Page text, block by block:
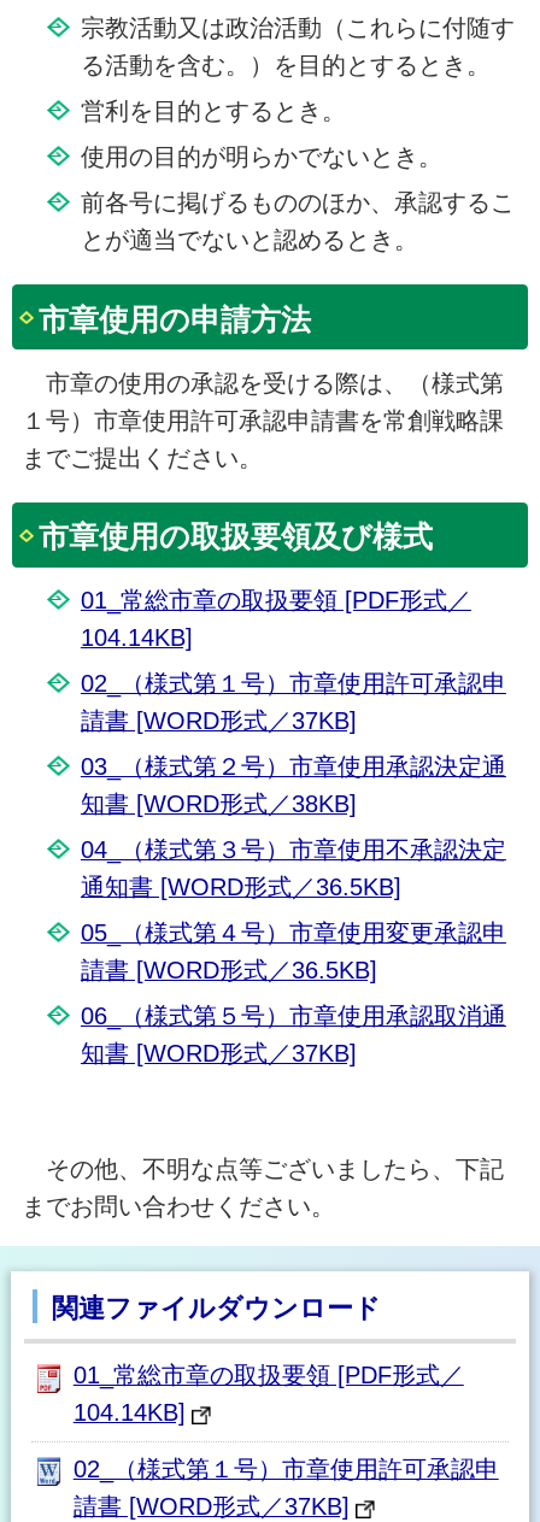
宗教活動又は政治活動（これらに付随す
る活動を含む。）を目的とするとき。
営利を目的とするとき。
使用の目的が明らかでないとき。
前各号に掲げるもののほか、承認するこ
とが適当でないと認めるとき。
市章使用の申請方法
市章の使用の承認を受ける際は、（様式第
１号）市章使用許可承認申請書を常創戦略課
までご提出ください。
市章使用の取扱要領及び様式
01_常総市章の取扱要領 [PDF形式／
104.14KB]
02_（様式第１号）市章使用許可承認申
請書 [WORD形式／37KB]
03_（様式第２号）市章使用承認決定通
知書 [WORD形式／38KB]
04_（様式第３号）市章使用不承認決定
通知書 [WORD形式／36.5KB]
05_（様式第４号）市章使用変更承認申
請書 [WORD形式／36.5KB]
06_（様式第５号）市章使用承認取消通
知書 [WORD形式／37KB]
その他、不明な点等ございましたら、下記
までお問い合わせください。
関連ファイルダウンロード
01_常総市章の取扱要領 [PDF形式／
104.14KB]
02_（様式第１号）市章使用許可承認申
請書 [WORD形式／37KB]